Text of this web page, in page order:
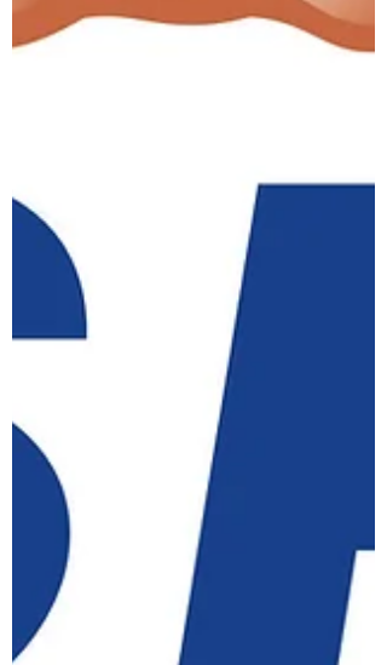
valmistellaan heti lo